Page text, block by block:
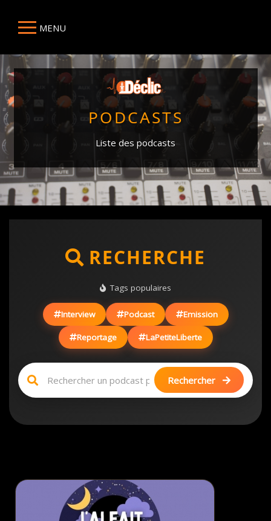
MENU
PODCASTS
Liste des podcasts
RECHERCHE
Tags populaires
Interview Podcast Emission
Reportage LaPetiteLiberte
Rechercher